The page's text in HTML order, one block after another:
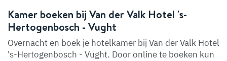
Kamer boeken bij Van der Valk Hotel 's-
Hertogenbosch - Vught
Overnacht en boek je hotelkamer bij Van der Valk Hotel
's-Hertogenbosch - Vught. Door online te boeken kun